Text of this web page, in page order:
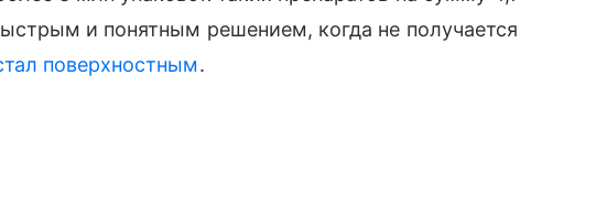
и понятным решением, когда не получается
поверхностным.